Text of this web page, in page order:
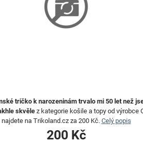
tričko k narozeninám trvalo mi 50 let než
skvělez kategorie košile a topy od výrobce
najdete na Trikoland.cz za 200 Kč. Celý popis
200 Kč